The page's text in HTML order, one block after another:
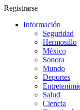
Registrarse
Información
Seguridad
Hermosillo
México
Sonora
Mundo
Deportes
Salud
Ciencia